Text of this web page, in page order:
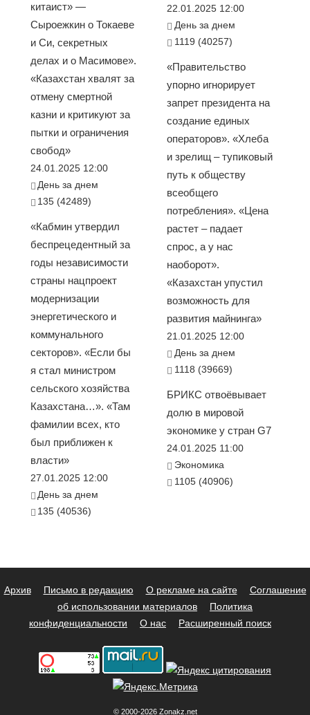
китаист» —
Сыроежкин о Токаеве
и Си, секретных
делах и о Масимове».
«Казахстан хвалят за
отмену смертной
казни и критикуют за
пытки и ограничения
свобод»
24.01.2025 12:00
День за днем
135 (42489)
«Кабмин утвердил
беспрецедентный за
годы независимости
страны нацпроект
модернизации
энергетического и
коммунального
секторов». «Если бы
я стал министром
сельского хозяйства
Казахстана…». «Там
фамилии всех, кто
был приближен к
власти»
27.01.2025 12:00
День за днем
135 (40536)
22.01.2025 12:00
День за днем
1119 (40257)
«Правительство
упорно игнорирует
запрет президента на
создание единых
операторов». «Хлеба
и зрелищ – тупиковый
путь к обществу
всеобщего
потребления». «Цена
растет – падает
спрос, а у нас
наоборот».
«Казахстан упустил
возможность для
развития майнинга»
21.01.2025 12:00
День за днем
1118 (39669)
БРИКС отвоёвывает
долю в мировой
экономике у стран G7
24.01.2025 11:00
Экономика
1105 (40906)
Архив Письмо в редакцию О рекламе на сайте
Соглашение
об использовании материалов
Политика
конфиденциальности
О нас Расширенный поиск
© 2000-2026 Zonakz.net